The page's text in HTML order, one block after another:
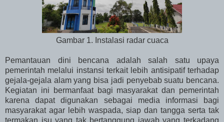
Gambar 1. Instalasi radar cuaca
Pemantauan dini bencana adalah salah satu upaya
pemerintah melalui instansi terkait lebih antisipatif terhadap
gejala-gejala alam yang bisa jadi penyebab suatu bencana.
Kegiatan ini bermanfaat bagi masyarakatdan pemerintah
karena dapat digunakan sebagai media informasi bagi
masyarakat agar lebih waspada, siap dan tangga serta tak
termakan isu yang tak bertanggung jawab yang terkadang